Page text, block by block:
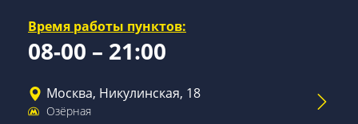
Время работы пунктов:
08-00 – 21:00
Москва, Никулинская, 18
Озёрная